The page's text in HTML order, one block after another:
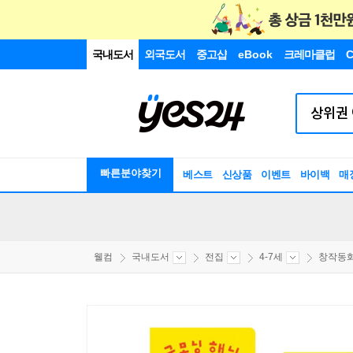
국내도서 외국도서 중고샵 eBook 크레마클럽
빠른분야찾기 베스트 신상품 이벤트 바이백 매
웰컴 국내도서 전집 4-7세 창작동